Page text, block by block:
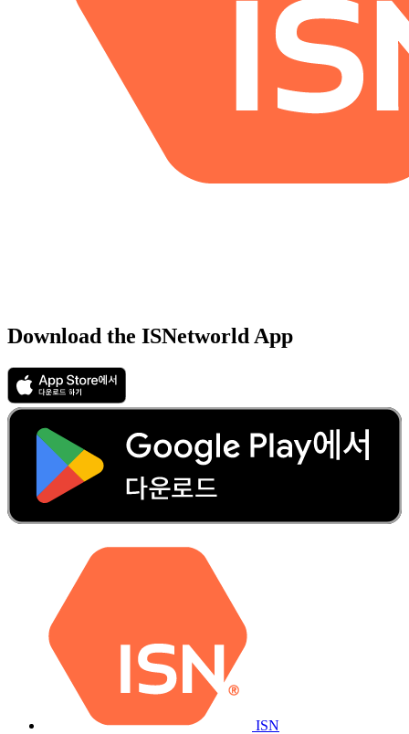
Download the ISNetworld App
ISN